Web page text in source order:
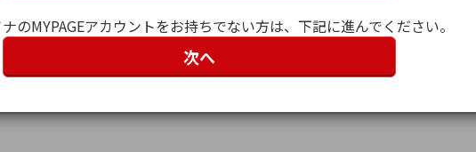
ン
）
のMYPAGEアカウントをお持ちでない方は、下記に進んでください。
次へ